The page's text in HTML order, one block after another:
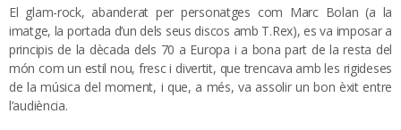
El glam-rock, abanderat per personatges com Marc Bolan (a la
imatge, la portada d’un dels seus discos amb T.Rex), es va imposar a
principis de la dècada dels 70 a Europa i a bona part de la resta del
món com un estil nou, fresc i divertit, que trencava amb les rigideses
de la música del moment, i que, a més, va assolir un bon èxit entre
l’audiència.